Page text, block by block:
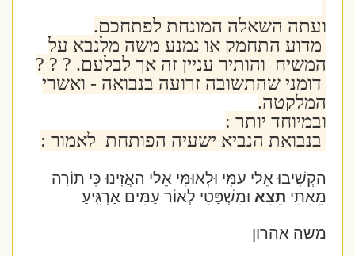
ועתה השאלה המונחת לפתחכם.
מדוע התחמק או נמנע משה מלנבא על
המשיח והותיר עניין זה אך לבלעם. ? ? ?
דומני שהתשובה זרועה בנבואה - ואשרי
המלקטה.
ובמיוחד יותר :
בנבואת הנביא ישעיה הפותחת לאמור :
הַקְשִׁיבוּ אֵלַי עַמִּי וּלְאוּמִּי אֵלַי הַאֲזִינוּ כִּי תוֹרָה
מֵאִתִּיתֵצֵאוּמִשְׁפָּטִי לְאוֹר עַמִּים אַרְגִּֽיעַ׃
משה אהרון